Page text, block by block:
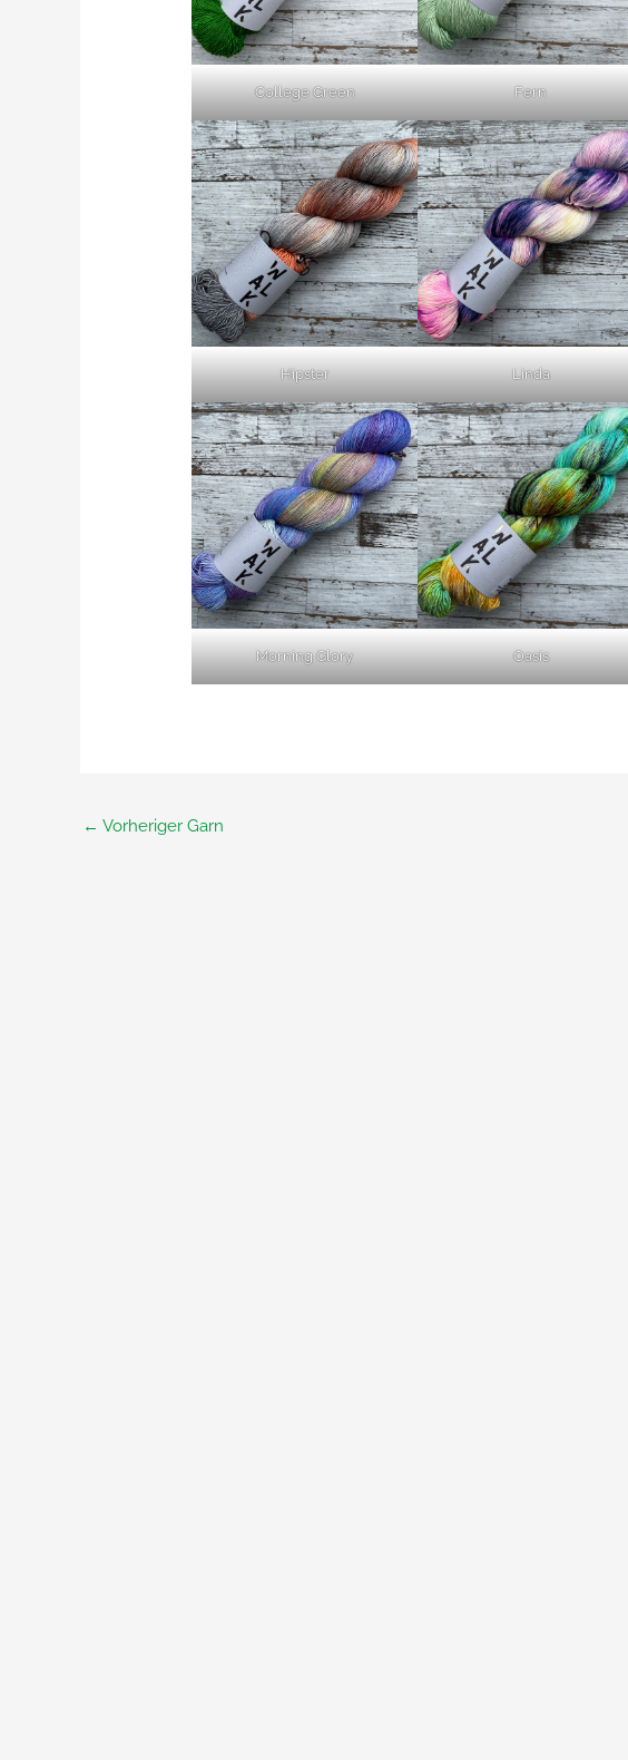
College Green Fern
Hipster Linda
Morning Glory Oasis
← Vorheriger Garn